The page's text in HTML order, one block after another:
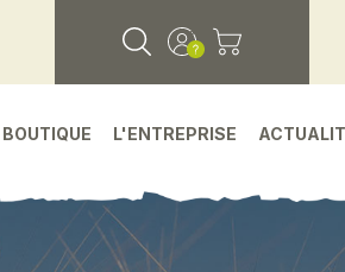
BOUTIQUE L'ENTREPRISE